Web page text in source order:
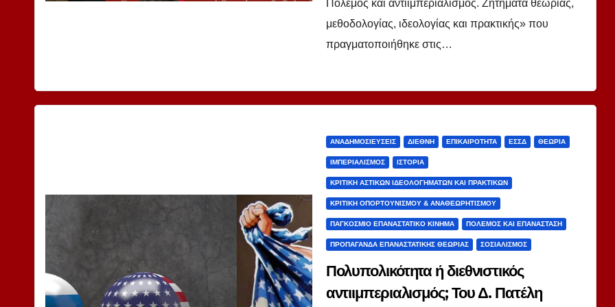
Πόλεμος και αντιιμπεριαλισμός. Ζητήματα θεωρίας,
μεθοδολογίας, ιδεολογίας και πρακτικής» που
πραγματοποιήθηκε στις…
ΑΝΑΔΗΜΟΣΙΕΎΣΕΙΣ ΔΙΕΘΝΉ ΕΠΙΚΑΙΡΌΤΗΤΑ ΕΣΣΔ ΘΕΩΡΊΑ
ΙΜΠΕΡΙΑΛΙΣΜΌΣ ΙΣΤΟΡΊΑ
ΚΡΙΤΙΚΉ ΑΣΤΙΚΏΝ ΙΔΕΟΛΟΓΗΜΆΤΩΝ ΚΑΙ ΠΡΑΚΤΙΚΏΝ
ΚΡΙΤΙΚΉ ΟΠΟΡΤΟΥΝΙΣΜΟΎ & ΑΝΑΘΕΩΡΗΤΙΣΜΟΎ
ΠΑΓΚΌΣΜΙΟ ΕΠΑΝΑΣΤΑΤΙΚΌ ΚΊΝΗΜΑ ΠΌΛΕΜΟΣ ΚΑΙ ΕΠΑΝΆΣΤΑΣΗ
ΠΡΟΠΑΓΆΝΔΑ ΕΠΑΝΑΣΤΑΤΙΚΉΣ ΘΕΩΡΊΑΣ ΣΟΣΙΑΛΙΣΜΌΣ
Πολυπολικότητα ή διεθνιστικός
αντιιμπεριαλισμός; Του Δ. Πατέλη